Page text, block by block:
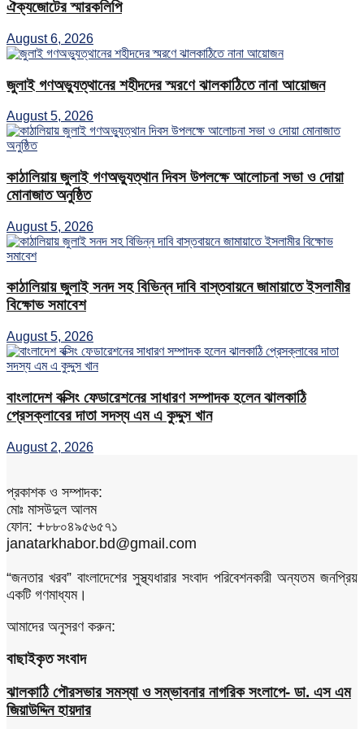
ঐক্যজোটের স্মারকলিপি
August 6, 2026
জুলাই গণঅভ্যুত্থানের শহীদদের স্মরণে ঝালকাঠিতে নানা আয়োজন
August 5, 2026
কাঠালিয়ায় জুলাই গণঅভ্যুত্থান দিবস উপলক্ষে আলোচনা সভা ও দোয়া
মোনাজাত অনুষ্ঠিত
August 5, 2026
কাঠালিয়ায় জুলাই সনদ সহ বিভিন্ন দাবি বাস্তবায়নে জামায়াতে ইসলামীর
বিক্ষোভ সমাবেশ
August 5, 2026
বাংলাদেশ বক্সিং ফেডারেশনের সাধারণ সম্পাদক হলেন ঝালকাঠি
প্রেসক্লাবের দাতা সদস্য এম এ কুদ্দুস খান
August 2, 2026
প্রকাশক ও সম্পাদক:
মোঃ মাসউদুল আলম
ফোন: +৮৮০৪৯৫৬৫৭১
janatarkhabor.bd@gmail.com
“জনতার খরব” বাংলাদেশের সুস্থ্যধারার সংবাদ পরিবেশনকারী অন্যতম জনপ্রিয়
একটি গণমাধ্যম।
আমাদের অনুসরণ করুন:
বাছাইকৃত সংবাদ
ঝালকাঠি পৌরসভার সমস্যা ও সম্ভাবনার নাগরিক সংলাপে- ডা. এস এম
জিয়াউদ্দিন হায়দার